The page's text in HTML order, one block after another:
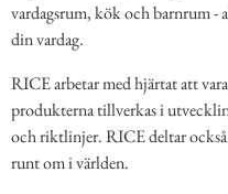
vardagsrum, kök och barnrum -
din vardag.
RICE arbetar med hjärtat att
produkterna tillverkas i
och riktlinjer. RICE deltar
runt om i världen.